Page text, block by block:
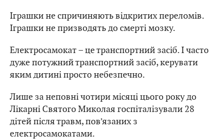
Іграшки не спричиняють відкритих переломів.
Іграшки не призводять до смерті мозку.
Електросамокат – це транспортний засіб. І часто
дуже потужний транспортний засіб, керувати
яким дитині просто небезпечно.
Лише за неповні чотири місяці цього року до
Лікарні Святого Миколая госпіталізували 28
дітей після травм, пов’язаних з
електросамокатами.